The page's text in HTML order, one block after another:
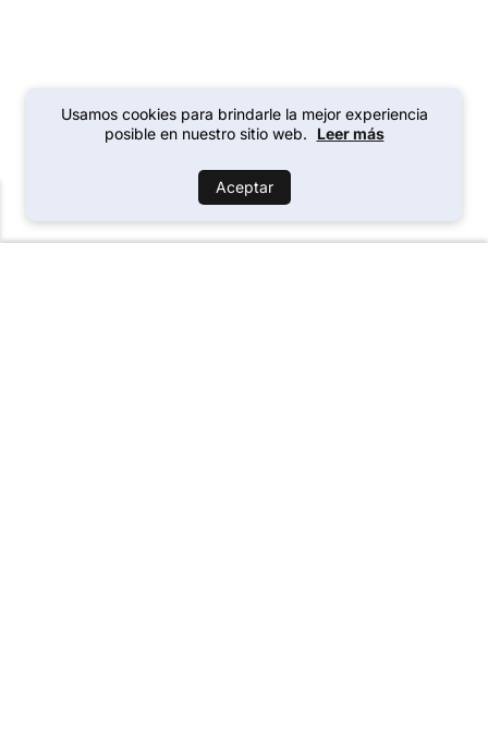
Usamos cookies para brindarle la mejor experiencia
posible en nuestro sitio web.
Leer más
Aceptar